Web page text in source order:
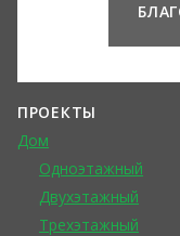
ПРОЕКТЫ
Дом
Одноэтажный
Двухэтажный
Трехэтажный